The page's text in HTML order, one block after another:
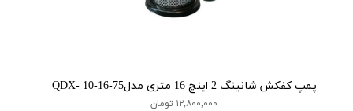
پمپ کفکش شانینگ 2 اینچ 16 متری مدلQDX- 10-16-75
۱۲,۸۰۰,۰۰۰ تومان